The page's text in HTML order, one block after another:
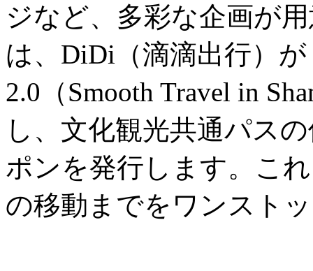
ジなど、多彩な企画が
は、DiDi（滴滴出行）
2.0（Smooth Travel in
し、文化観光共通パス
ポンを発行します。こ
の移動までをワンスト